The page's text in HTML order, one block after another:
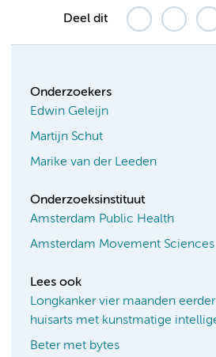
Deel dit
Onderzoekers
Edwin Geleijn
Martijn Schut
Marike van der Leeden
Onderzoeksinstituut
Amsterdam Public Health
Amsterdam Movement Sciences
Lees ook
Longkanker vier maanden
huisarts met kunstmatige
Beter met bytes